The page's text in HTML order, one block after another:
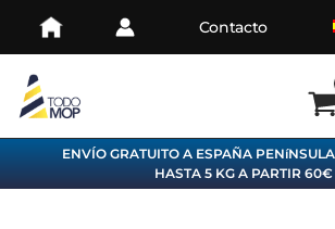
Contacto
ENVÍO GRATUITO A ESPAÑA
HASTA 5 KG A PARTIR 60€